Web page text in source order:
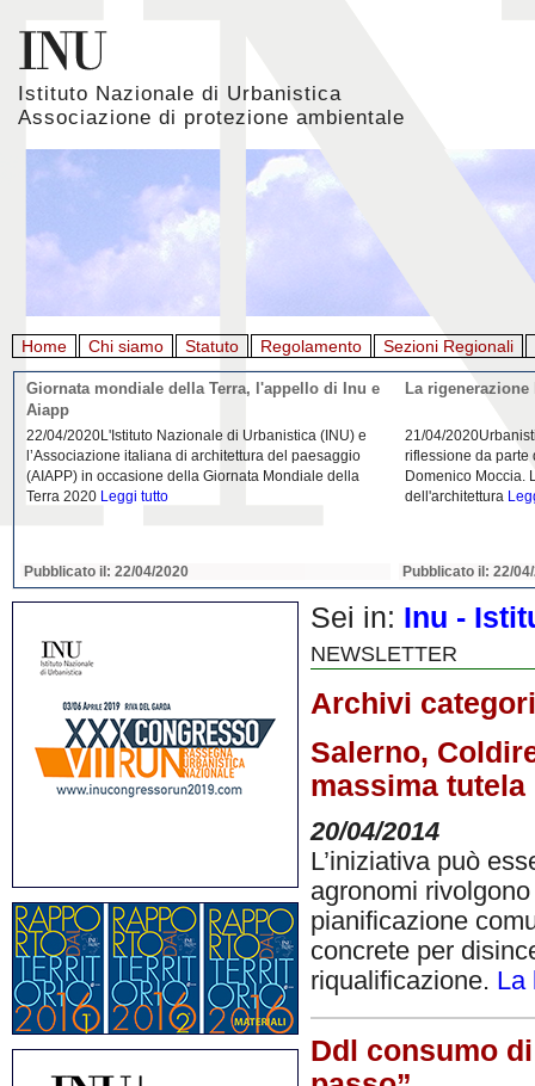
Istituto Nazionale di Urbanistica
Associazione di protezione ambientale
Home Chi siamo Statuto Regolamento Sezioni Regionali
Giornata mondiale della Terra, l'appello di Inu e
Aiapp
22/04/2020L'Istituto Nazionale di Urbanistica (INU) e
l’Associazione italiana di architettura del paesaggio
(AIAPP) in occasione della Giornata Mondiale della
Terra 2020 Leggi tutto
Pubblicato il: 22/04/2020
La
21/04/
riflessione da parte
Domenico Moccia.
dell'architettura
Pubblicato il: 22/
Sei in: Inu -
NEWSLETTER
Archivi
Salerno,
massima
20/04/2014
L’iniziativa può
agronomi
pianificazione
concrete per
riqualificazione. La
Ddl consumo